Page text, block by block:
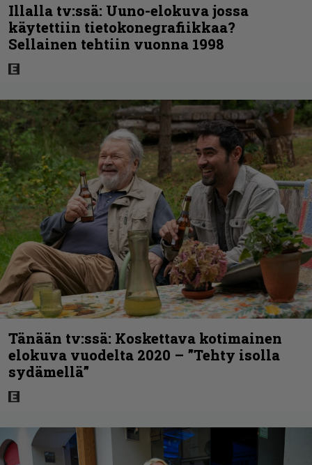
Illalla tv:ssä: Uuno-elokuva jossa
käytettiin tietokonegrafiikkaa?
Sellainen tehtiin vuonna 1998
Tänään tv:ssä: Koskettava kotimainen
elokuva vuodelta 2020 – ”Tehty isolla
sydämellä”